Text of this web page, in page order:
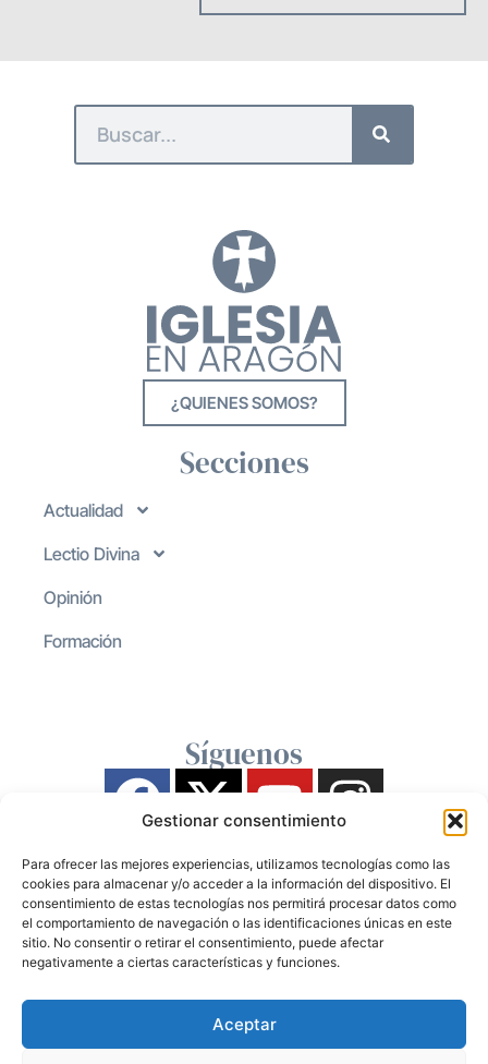
Gestionar consentimiento
Para ofrecer las mejores experiencias, utilizamos tecnologías como las
cookies para almacenar y/o acceder a la información del dispositivo. El
consentimiento de estas tecnologías nos permitirá procesar datos como
el comportamiento de navegación o las identificaciones únicas en este
sitio. No consentir o retirar el consentimiento, puede afectar
negativamente a ciertas características y funciones.
Aceptar
¿QUIENES SOMOS?
Secciones
Actualidad
Lectio Divina
Opinión
Formación
Síguenos